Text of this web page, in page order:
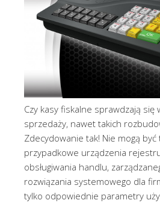
Czy kasy fiskalne sprawdzają się
sprzedaży, nawet takich
Zdecydowanie tak! Nie mogą
przypadkowe urządzenia
obsługiwania handlu,
rozwiązania systemowego dla
tylko odpowiednie parametry